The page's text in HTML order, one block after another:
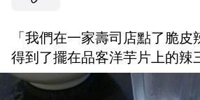
「我們在一家壽司店點了脆皮
得到了擺在品客洋芋片上的辣